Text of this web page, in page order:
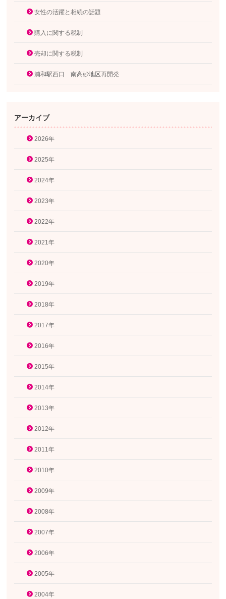
女性の活躍と相続の話題
購入に関する税制
売却に関する税制
浦和駅西口 南高砂地区再開発
アーカイブ
2026年
2025年
2024年
2023年
2022年
2021年
2020年
2019年
2018年
2017年
2016年
2015年
2014年
2013年
2012年
2011年
2010年
2009年
2008年
2007年
2006年
2005年
2004年